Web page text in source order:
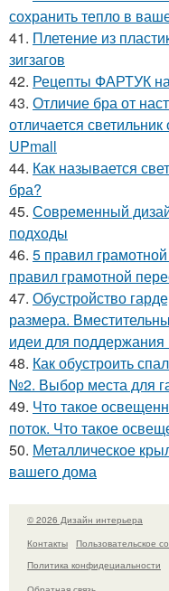
сохранить тепло в
41. Плетение из
зигзагов
42. Рецепты ФАРТУК на
43. Отличие бра от
отличается
UPmall
44. Как называется
бра?
45. Современный
подходы
46. 5 правил
правил грамотной
47. Обустройство
размера.
идеи для поддержания
48. Как обустроить
№2. Выбор места для
49. Что такое
поток. Что такое
50. Металлическое
вашего дома
© 2026 Дизайн интерьера
Контакты
Пользовательское
Политика конфидециальности